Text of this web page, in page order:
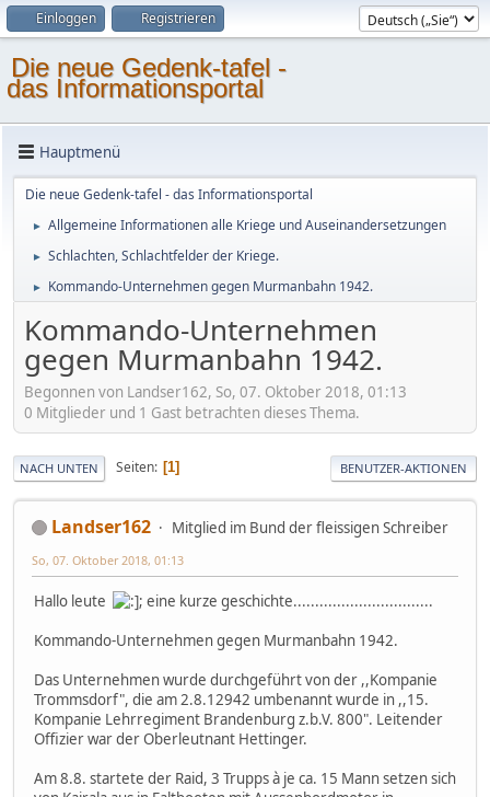
Einloggen Registrieren
Die neue Gedenk-tafel -
das Informationsportal
Hauptmenü
Die neue Gedenk-tafel - das Informationsportal
► Allgemeine Informationen alle Kriege und Auseinandersetzungen
► Schlachten, Schlachtfelder der Kriege.
► Kommando-Unternehmen gegen Murmanbahn 1942.
Kommando-Unternehmen
gegen Murmanbahn 1942.
Begonnen von Landser162, So, 07. Oktober 2018, 01:13
0 Mitglieder und 1 Gast betrachten dieses Thema.
NACH UNTEN Seiten 1 BENUTZER-AKTIONEN
Landser162 Mitglied im Bund der fleissigen Schreiber
So, 07. Oktober 2018, 01:13
Hallo leute
; eine kurze geschichte................................
Kommando-Unternehmen gegen Murmanbahn 1942.
Das Unternehmen wurde durchgeführt von der ,,Kompanie
Trommsdorf", die am 2.8.12942 umbenannt wurde in ,,15.
Kompanie Lehrregiment Brandenburg z.b.V. 800". Leitender
Offizier war der Oberleutnant Hettinger.
Am 8.8. startete der Raid, 3 Trupps à je ca. 15 Mann setzen sich